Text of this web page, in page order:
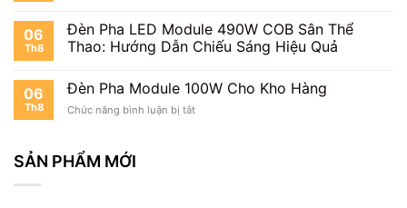
Driver
Đèn
Pha
Có
Không?
06
Th8
Đèn Pha LED Module 490W COB Sân Thể
Thao: Hướng Dẫn Chiếu Sáng Hiệu Quả
06
Th8
Đèn Pha Module 100W Cho Kho Hàng
Chức năng bình luận bị tắtở
SẢN PHẨM MỚI